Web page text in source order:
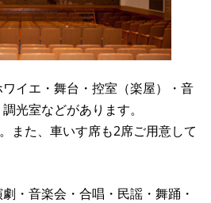
イエ・舞台・控室（楽屋）・音
光室などがあります。
また、車いす席も2席ご用意して
・音楽会・合唱・民謡・舞踊・